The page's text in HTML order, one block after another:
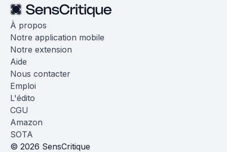
À propos
Notre application mobile
Notre extension
Aide
Nous contacter
Emploi
L'édito
CGU
Amazon
SOTA
© 2026 SensCritique